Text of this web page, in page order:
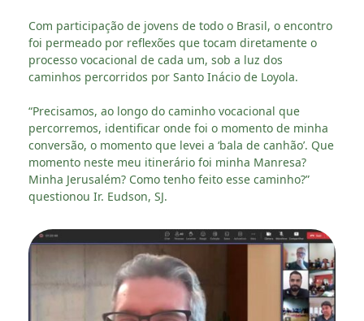
Com participação de jovens de todo o Brasil, o encontro
foi permeado por reflexões que tocam diretamente o
processo vocacional de cada um, sob a luz dos
caminhos percorridos por Santo Inácio de Loyola.
“Precisamos, ao longo do caminho vocacional que
percorremos, identificar onde foi o momento de minha
conversão, o momento que levei a ‘bala de canhão’. Que
momento neste meu itinerário foi minha Manresa?
Minha Jerusalém? Como tenho feito esse caminho?”
questionou Ir. Eudson, SJ.